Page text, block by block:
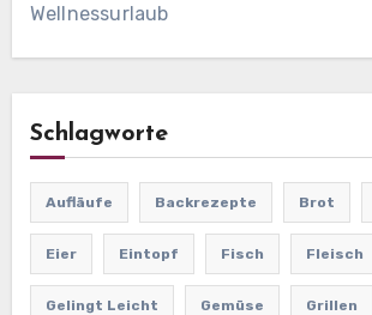
Wellnessurlaub
Schlagworte
Aufläufe Backrezepte Brot
Eier Eintopf Fisch Fleisch
Gelingt Leicht Gemüse Grillen